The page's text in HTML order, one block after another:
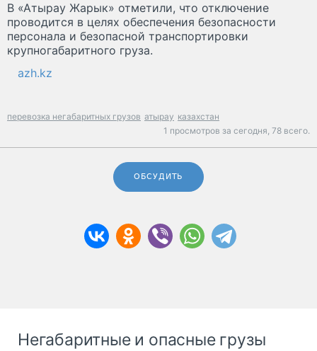
В «Атырау Жарык» отметили, что отключение
проводится в целях обеспечения безопасности
персонала и безопасной транспортировки
крупногабаритного груза.
azh.kz
перевозка негабаритных грузов атырау казахстан
1 просмотров за сегодня, 78 всего.
ОБСУДИТЬ
Негабаритные и опасные грузы